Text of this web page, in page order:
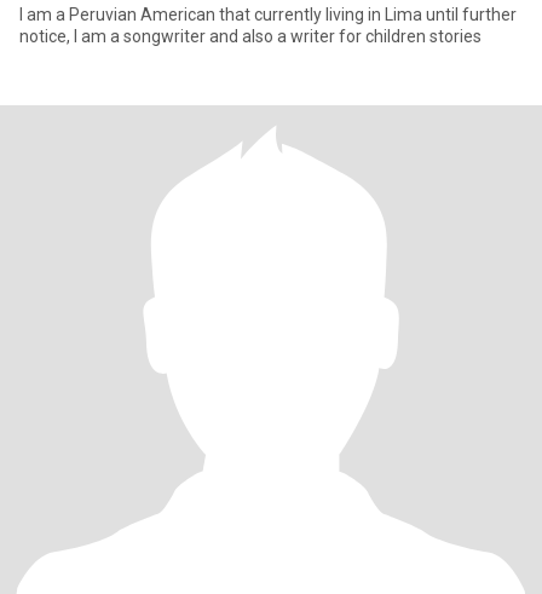
I am a Peruvian American that currently living in Lima until further
notice, I am a songwriter and also a writer for children stories